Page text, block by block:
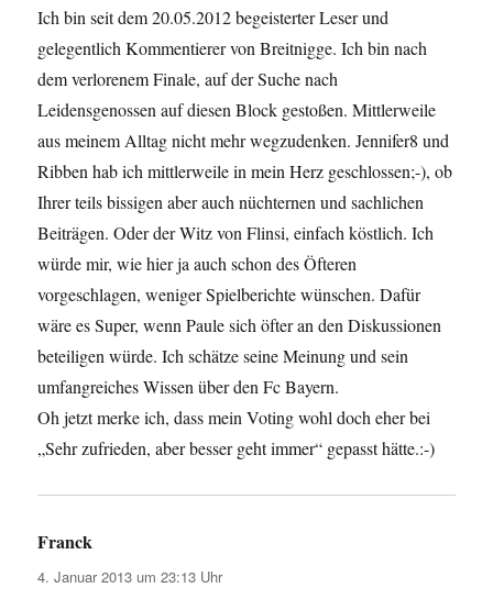
Ich bin seit dem 20.05.2012 begeisterter Leser und
gelegentlich Kommentierer von Breitnigge. Ich bin nach
dem verlorenem Finale, auf der Suche nach
Leidensgenossen auf diesen Block gestoßen. Mittlerweile
aus meinem Alltag nicht mehr wegzudenken. Jennifer8 und
Ribben hab ich mittlerweile in mein Herz geschlossen;-), ob
Ihrer teils bissigen aber auch nüchternen und sachlichen
Beiträgen. Oder der Witz von Flinsi, einfach köstlich. Ich
würde mir, wie hier ja auch schon des Öfteren
vorgeschlagen, weniger Spielberichte wünschen. Dafür
wäre es Super, wenn Paule sich öfter an den Diskussionen
beteiligen würde. Ich schätze seine Meinung und sein
umfangreiches Wissen über den Fc Bayern.
Oh jetzt merke ich, dass mein Voting wohl doch eher bei
„Sehr zufrieden, aber besser geht immer“ gepasst hätte.:-)
Franck
4. Januar 2013 um 23:13 Uhr